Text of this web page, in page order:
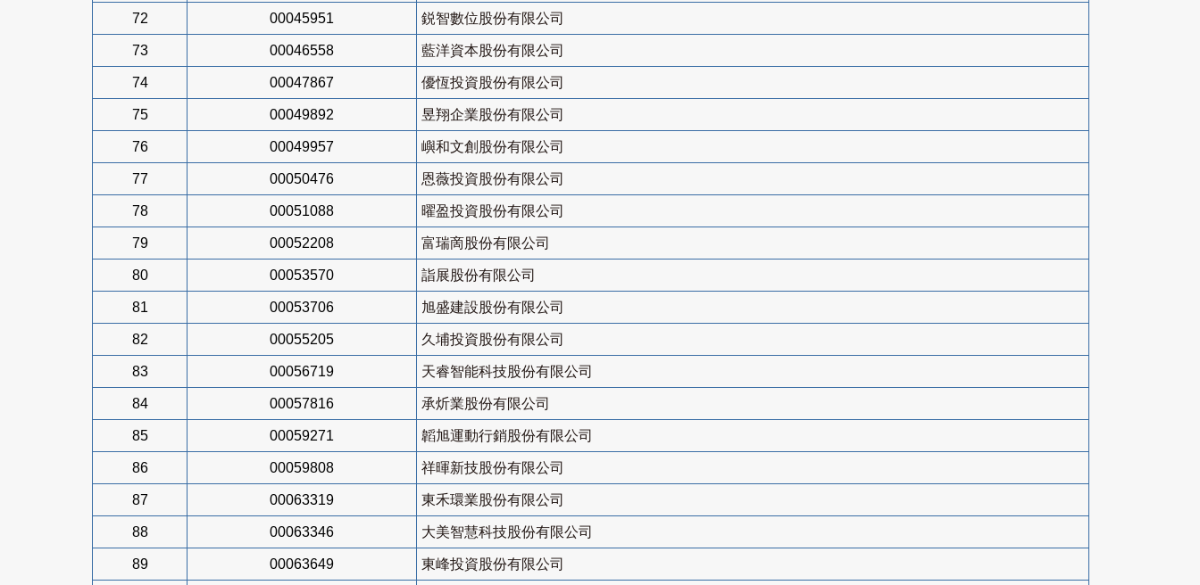
72 00045951 鋭智數位股份有限公司
73 00046558 藍洋資本股份有限公司
74 00047867 優恆投資股份有限公司
75 00049892 昱翔企業股份有限公司
76 00049957 嶼和文創股份有限公司
77 00050476 恩薇投資股份有限公司
78 00051088 曜盈投資股份有限公司
79 00052208 富瑞啇股份有限公司
80 00053570 詣展股份有限公司
81 00053706 旭盛建設股份有限公司
82 00055205 久埔投資股份有限公司
83 00056719 天睿智能科技股份有限公司
84 00057816 承炘業股份有限公司
85 00059271 韜旭運動行銷股份有限公司
86 00059808 祥暉新技股份有限公司
87 00063319 東禾環業股份有限公司
88 00063346 大美智慧科技股份有限公司
89 00063649 東峰投資股份有限公司